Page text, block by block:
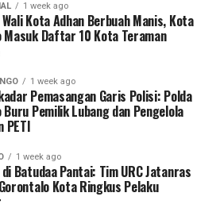
1 week ago
Kota Adhan Berbuah Manis, Kota
Masuk Daftar 10 Kota Teraman
1 week ago
Pemasangan Garis Polisi: Polda
Pemilik Lubang dan Pengelola
PETI
1 week ago
Batudaa Pantai: Tim URC Jatanras
Kota Ringkus Pelaku